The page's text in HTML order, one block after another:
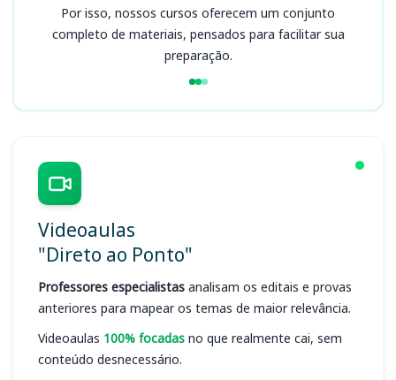
Por isso, nossos cursos oferecem um conjunto
completo de materiais, pensados para facilitar sua
preparação.
Videoaulas
"Direto ao Ponto"
Professores especialistas analisam os editais e provas
anteriores para mapear os temas de maior relevância.
Videoaulas 100% focadas no que realmente cai, sem
conteúdo desnecessário.